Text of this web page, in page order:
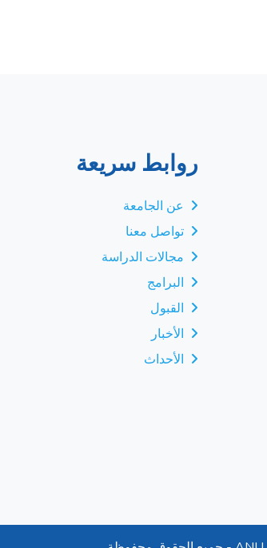
روابط سريعة
عن الجامعة
تواصل معنا
مجالات الدراسة
البرامج
القبول
الأخبار
الأحداث